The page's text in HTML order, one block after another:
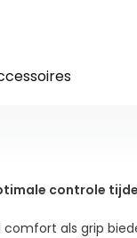
controle
als grip